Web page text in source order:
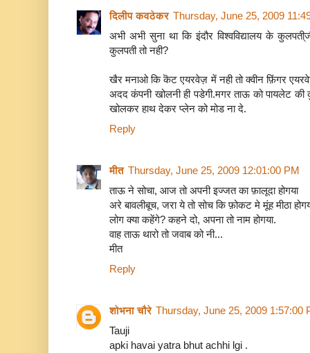
दिलीप कवठेकर Thursday, June 25, 2009
अभी अभी सुना था कि इंदौर विश्वविद्यालय के
कुलपती तो नही?
खैर मनाओ कि कॆट एयरवेज़ में नही तो क्वीन फ़िंगर
अदद कंपनी खोलनी ही पडेगी.मगर ताऊ को पायलेट की
खोलकर हाथ देकर प्लेन को मोड ना दे.
Reply
मीत Thursday, June 25, 2009 12:01:00 PM
ताऊ ने सोचा, आज तो अपनी इज्जत का फ़ालूदा होगया
अरे बावलीबूच, जरा ये तो सोच कि फ़ोकट मे मूंह मीठा
लोग क्या कहेंगे? कहने दो, अपना तो नाम होगया.
वाह ताऊ थारो तो जवाब को नी...
मीत
Reply
शोभना चौरे Thursday, June 25, 2009 1:57:00
Tauji
apki havai yatra bhut achhi lgi .